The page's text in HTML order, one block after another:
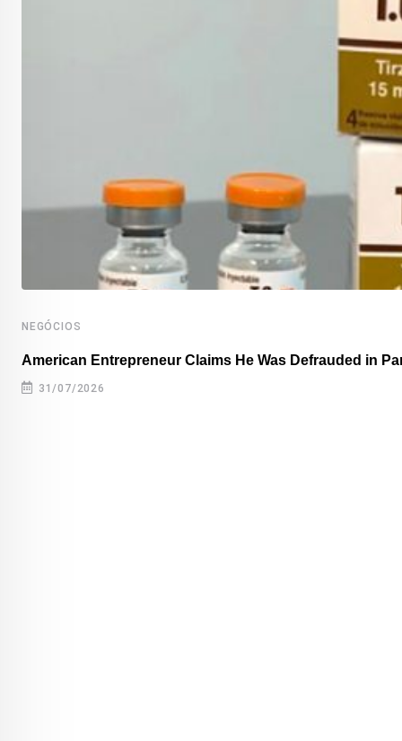
NEGÓCIOS
American Entrepreneur Claims He Was Defrauded in
31/07/2026